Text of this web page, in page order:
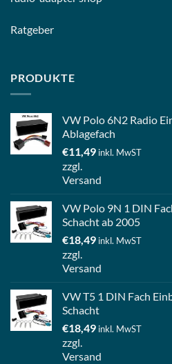
Ratgeber
PRODUKTE
VW Polo 6N2 Radio
Ablagefach
€11,49 inkl. MwST
zzgl.
Versand
VW Polo 9N 1 DIN
Schacht ab 2005
€18,49 inkl. MwST
zzgl.
Versand
VW T5 1 DIN Fach
Schacht
€18,49 inkl. MwST
zzgl.
Versand